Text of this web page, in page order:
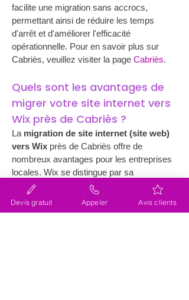
facilite une migration sans accrocs,
permettant ainsi de réduire les temps
d'arrêt et d'améliorer l'efficacité
opérationnelle. Pour en savoir plus sur
Cabriès, veuillez visiter la page Cabriès.
Quels sont les avantages de
migrer votre site internet vers
Wix près de Cabriès ?
La migration de site internet (site web)
vers Wix près de Cabriès offre de
nombreux avantages pour les entreprises
locales. Wix se distingue par sa
plateforme intuitive et accessible,
permettant une gestion facile du contenu
du site sans nécessiter de compétences
Devis gratuit Appeler Avis clients